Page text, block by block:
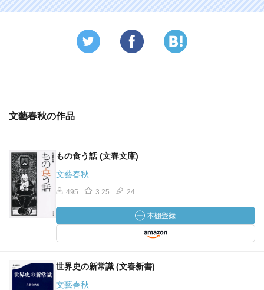
文藝春秋の作品
もの食う話 (文春文庫)
文藝春秋
495 3.25 24
世界史の新常識 (文春新書)
文藝春秋